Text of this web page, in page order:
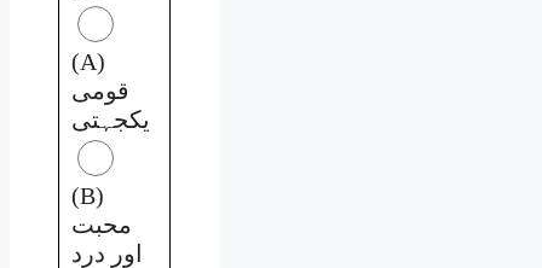
(A)
قومی
یکجہتی
(B)
محبت
اور درد